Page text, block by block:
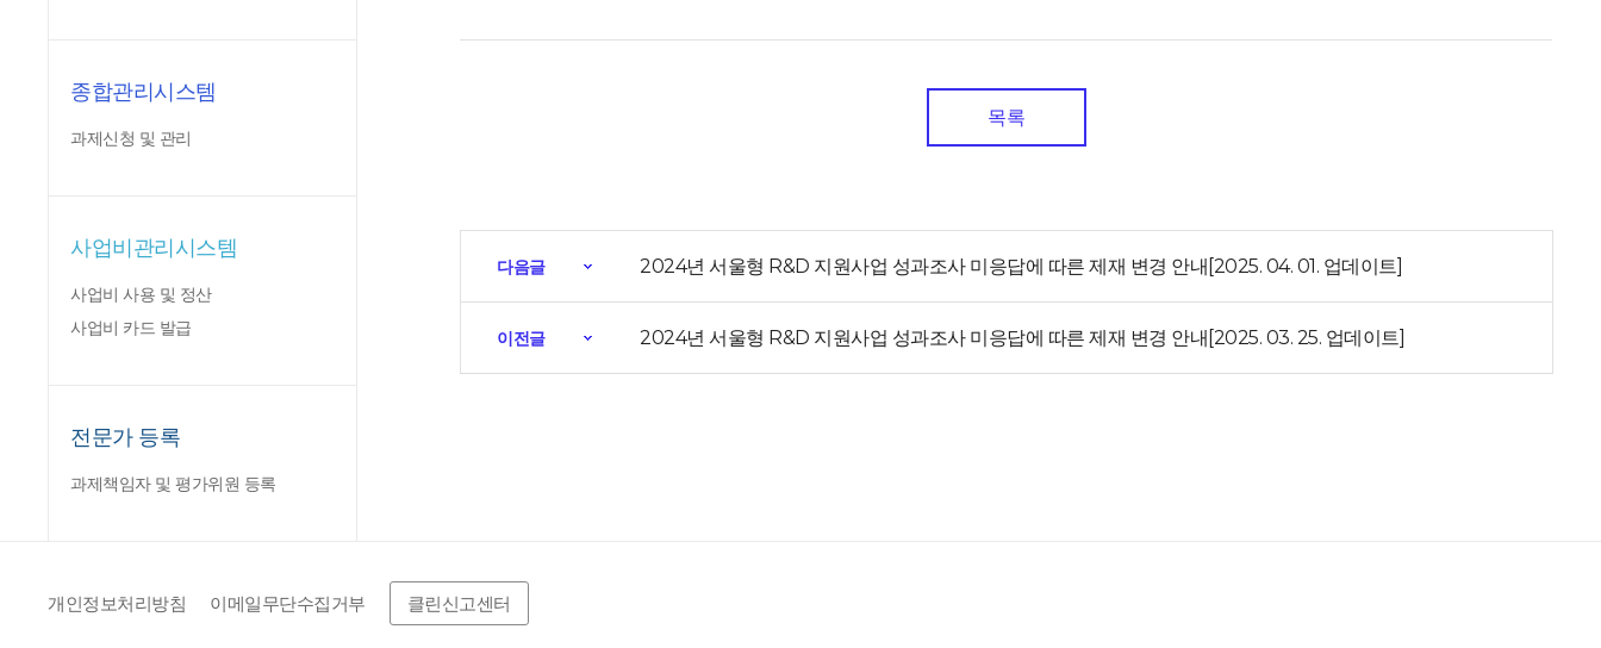
종합관리시스템
과제신청 및 관리
사업비관리시스템
사업비 사용 및 정산
사업비 카드 발급
전문가 등록
과제책임자 및 평가위원 등록
목록
다음글 2024년 서울형 R&D 지원사업 성과조사 미응답에 따른 제재 변경 안내[2025. 04. 01. 업데이트]
이전글 2024년 서울형 R&D 지원사업 성과조사 미응답에 따른 제재 변경 안내[2025. 03. 25. 업데이트]
개인정보처리방침 이메일무단수집거부 클린신고센터